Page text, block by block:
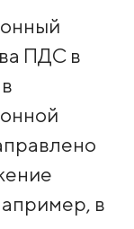
ПДС в
в